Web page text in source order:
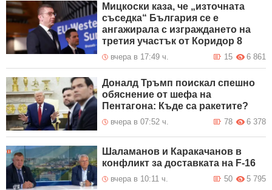
Мицкоски каза, че „източната
съседка“ България се е
ангажирала с изграждането на
третия участък от Коридор 8
вчера в 17:49 ч. 6 861
15
Доналд Тръмп поискал спешно
обяснение от шефа на
Пентагона: Къде са ракетите?
вчера в 07:52 ч. 6 378
78
Шаламанов и Каракачанов в
конфликт за доставката на F-16
вчера в 10:11 ч. 5 795
50